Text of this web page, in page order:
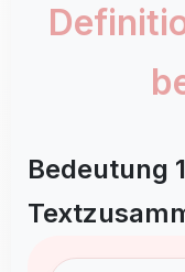
Bedeutung 1